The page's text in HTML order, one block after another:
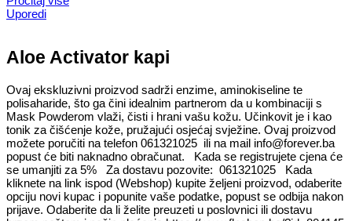
Uporedi
Aloe Activator kapi
Ovaj ekskluzivni proizvod sadrži enzime, aminokiseline te
polisaharide, što ga čini idealnim partnerom da u kombinaciji s
Mask Powderom vlaži, čisti i hrani vašu kožu. Učinkovit je i kao
tonik za čišćenje kože, pružajući osjećaj svježine. Ovaj proizvod
možete poručiti na telefon 061321025 ili na mail info@forever.ba
popust će biti naknadno obračunat. Kada se registrujete cjena će
se umanjiti za 5% Za dostavu pozovite: 061321025 Kada
kliknete na link ispod (Webshop) kupite željeni proizvod, odaberite
opciju novi kupac i popunite vaše podatke, popust se odbija nakon
prijave. Odaberite da li želite preuzeti u poslovnici ili dostavu